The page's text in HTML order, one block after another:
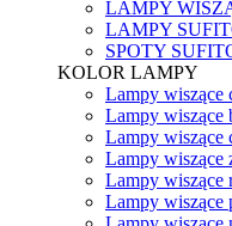
LAMPY
LAMPY
SPOTY
KOLOR LAMPY
Lampy wiszące
Lampy wiszące
Lampy wiszące
Lampy wiszące
Lampy wiszące
Lampy wiszące